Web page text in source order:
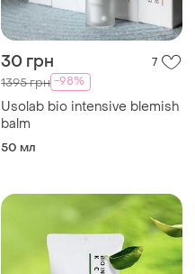
30 грн 7
1395 грн -98%
Usolab bio intensive blemish
balm
50 мл